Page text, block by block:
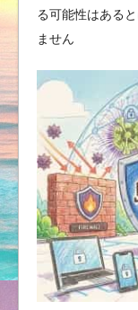
る可能性はある
ません